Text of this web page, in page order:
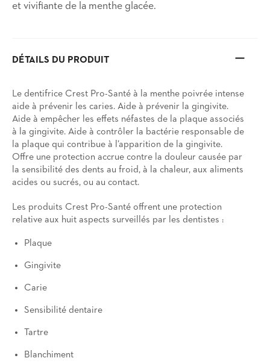
et vivifiante de la menthe glacée.
DÉTAILS DU PRODUIT
Le dentifrice Crest Pro-Santé à la menthe poivrée intense
aide à prévenir les caries. Aide à prévenir la gingivite.
Aide à empêcher les effets néfastes de la plaque associés
à la gingivite. Aide à contrôler la bactérie responsable de
la plaque qui contribue à l’apparition de la gingivite.
Offre une protection accrue contre la douleur causée par
la sensibilité des dents au froid, à la chaleur, aux aliments
acides ou sucrés, ou au contact.
Les produits Crest Pro-Santé offrent une protection
relative aux huit aspects surveillés par les dentistes :
Plaque
Gingivite
Carie
Sensibilité dentaire
Tartre
Blanchiment